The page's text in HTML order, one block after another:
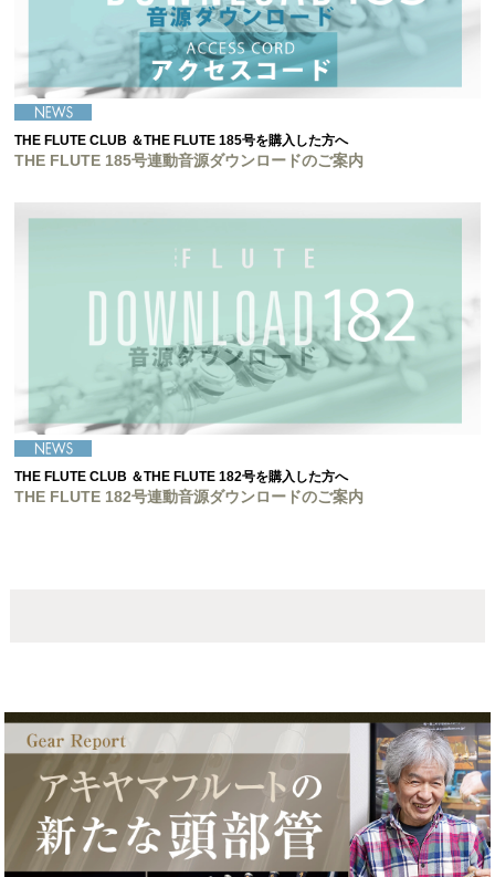
THE FLUTE CLUB ＆THE FLUTE 185号を購入した方へ
THE FLUTE 185号連動音源ダウンロードのご案内
THE FLUTE CLUB ＆THE FLUTE 182号を購入した方へ
THE FLUTE 182号連動音源ダウンロードのご案内